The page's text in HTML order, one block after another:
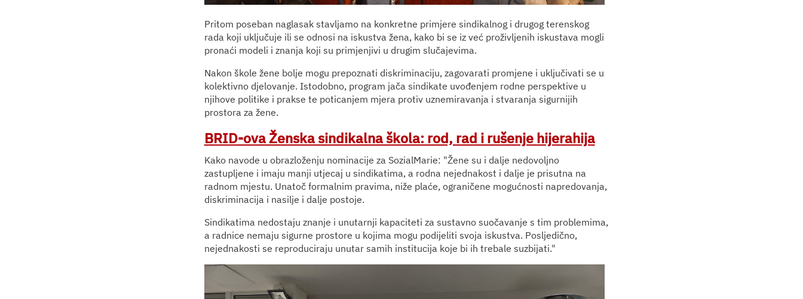
Pritom poseban naglasak stavljamo na konkretne primjere sindikalnog i drugog terenskog
rada koji uključuje ili se odnosi na iskustva žena, kako bi se iz već proživljenih iskustava mogli
pronaći modeli i znanja koji su primjenjivi u drugim slučajevima.
Nakon škole žene bolje mogu prepoznati diskriminaciju, zagovarati promjene i uključivati se u
kolektivno djelovanje. Istodobno, program jača sindikate uvođenjem rodne perspektive u
njihove politike i prakse te poticanjem mjera protiv uznemiravanja i stvaranja sigurnijih
prostora za žene.
BRID-ova Ženska sindikalna škola: rod, rad i rušenje hijerahija
Kako navode u obrazloženju nominacije za SozialMarie: "Žene su i dalje nedovoljno
zastupljene i imaju manji utjecaj u sindikatima, a rodna nejednakost i dalje je prisutna na
radnom mjestu. Unatoč formalnim pravima, niže plaće, ograničene mogućnosti napredovanja,
diskriminacija i nasilje i dalje postoje.
Sindikatima nedostaju znanje i unutarnji kapaciteti za sustavno suočavanje s tim problemima,
a radnice nemaju sigurne prostore u kojima mogu podijeliti svoja iskustva. Posljedično,
nejednakosti se reproduciraju unutar samih institucija koje bi ih trebale suzbijati."